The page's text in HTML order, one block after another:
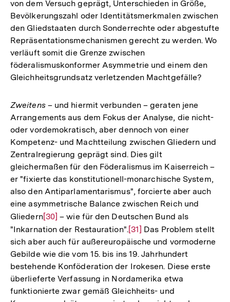
von dem Versuch geprägt, Unterschieden in Größe,
Bevölkerungszahl oder Identitätsmerkmalen zwischen
den Gliedstaaten durch Sonderrechte oder abgestufte
Repräsentationsmechanismen gerecht zu werden. Wo
verläuft somit die Grenze zwischen
föderalismuskonformer Asymmetrie und einem den
Gleichheitsgrundsatz verletzenden Machtgefälle?
Zweitens– und hiermit verbunden – geraten jene
Arrangements aus dem Fokus der Analyse, die nicht-
oder vordemokratisch, aber dennoch von einer
Kompetenz- und Machtteilung zwischen Gliedern und
Zentralregierung geprägt sind. Dies gilt
gleichermaßen für den Föderalismus im Kaiserreich –
er "fixierte das konstitutionell-monarchische System,
also den Antiparlamentarismus", forcierte aber auch
eine asymmetrische Balance zwischen Reich und
GliedernZur
Auflösung
der
Fußnote
[30] – wie für den Deutschen Bund als
"Inkarnation der Restauration".Zur
Auflösung
der
Fußnote
[31] Das Problem stellt
sich aber auch für außereuropäische und vormoderne
Gebilde wie die vom 15. bis ins 19. Jahrhundert
bestehende Konföderation der Irokesen. Diese erste
überlieferte Verfassung in Nordamerika etwa
funktionierte zwar gemäß Gleichheits- und